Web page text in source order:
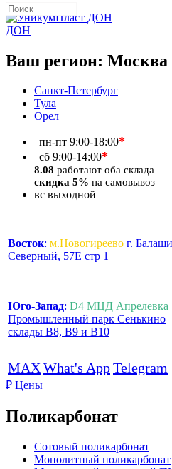
ДОН
Ваш регион: Москва
Санкт-Петербург
Тула
Орел
пн-пт 9:00-18:00*
сб 9:00-14:00*
8.08 работают оба склада
скидка 5% на самовывоз
вс выходной
Восток: м.Новогиреево г.
Северный, 57Е стр 1
Юго-Запад: D4 МЦД Апрелевка
Промышленный парк Сенькино
склады B8, B9 и B10
MAXWhat's AppTelegram
₽ Цены
Поликарбонат
Сотовый поликарбонат
Монолитный поликарбонат